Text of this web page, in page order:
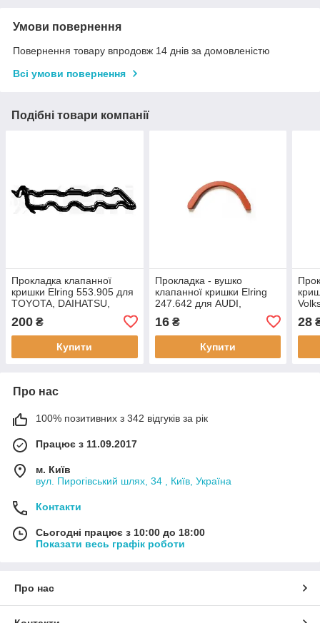
Умови повернення
Повернення товару впродовж 14 днів за домовленістю
Всі умови повернення
Подібні товари компанії
Прокладка клапанної
кришки Elring 553.905 для
TOYOTA, DAIHATSU,
200 ₴
Купити
Прокладка - вушко
клапанної кришки Elring
247.642 для AUDI,
Volkswagen,
16₴
Купити
28
Про нас
100% позитивних з 342 відгуків за рік
Працює з 11.09.2017
м. Київ
вул. Пирогівський шлях, 34 , Київ, Україна
Контакти
Сьогодні працює з 10:00 до 18:00
Показати весь графік роботи
Про нас